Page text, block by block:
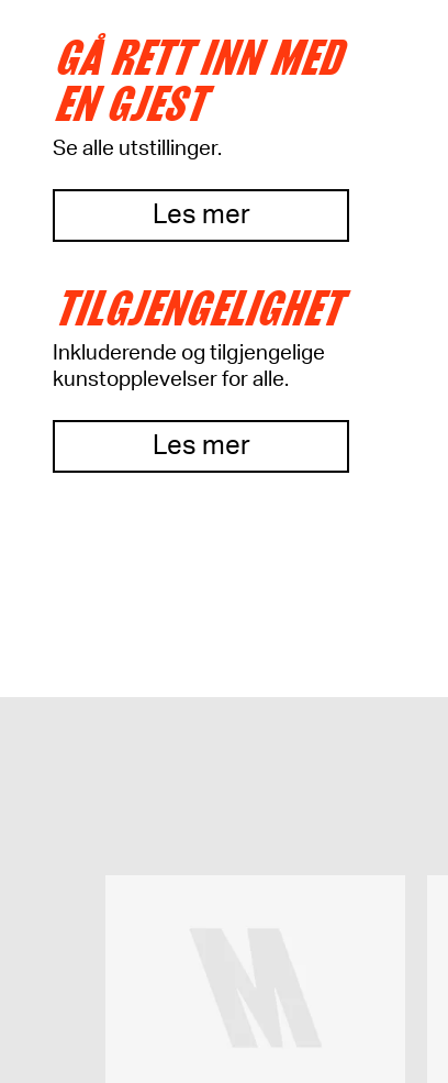
GÅ RETT INN MED
EN GJEST
Se alle utstillinger.
Les mer
TILGJENGELIGHET
Inkluderende og tilgjengelige
kunstopplevelser for alle.
Les mer